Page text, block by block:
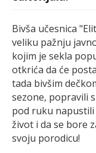
Bivša učesnica
veliku pažnju
kojim je sekla
otkrića da će
tada bivšim
sezone, popravili
pod ruku
život i da se bore
svoju porodicu!